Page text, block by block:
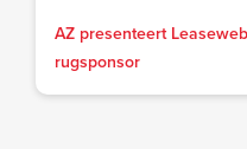
AZ presenteert
rugsponsor